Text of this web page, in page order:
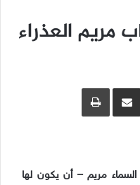
مريم العذراء
مشاركة عبر البريد طباعة
السماء مريم – أن يكون لها